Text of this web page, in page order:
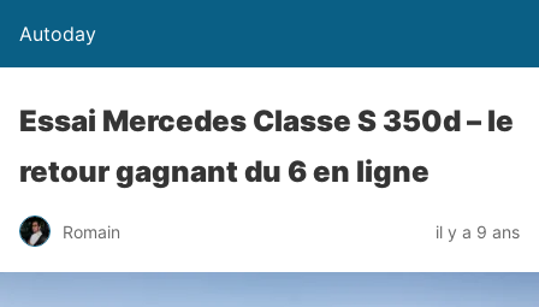
Autoday
Essai Mercedes Classe S 350d – le
retour gagnant du 6 en ligne
Romain il y a 9 ans